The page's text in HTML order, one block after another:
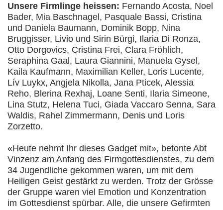
Unsere Firmlinge heissen: Fernando Acosta, Noel
Bader, Mia Baschnagel, Pasquale Bassi, Cristina
und Daniela Baumann, Dominik Bopp, Nina
Bruggisser, Livio und Sirin Bürgi, Ilaria Di Ronza,
Otto Dorgovics, Cristina Frei, Clara Fröhlich,
Seraphina Gaal, Laura Giannini, Manuela Gysel,
Kaila Kaufmann, Maximilian Keller, Loris Lucente,
Lív Luykx, Angjela Nikolla, Jana Pticek, Alessia
Reho, Blerina Rexhaj, Loane Senti, Ilaria Simeone,
Lina Stutz, Helena Tuci, Giada Vaccaro Senna, Sara
Waldis, Rahel Zimmermann, Denis und Loris
Zorzetto.
«Heute nehmt Ihr dieses Gadget mit», betonte Abt
Vinzenz am Anfang des Firmgottesdienstes, zu dem
34 Jugendliche gekommen waren, um mit dem
Heiligen Geist gestärkt zu werden. Trotz der Grösse
der Gruppe waren viel Emotion und Konzentration
im Gottesdienst spürbar. Alle, die unsere Gefirmten